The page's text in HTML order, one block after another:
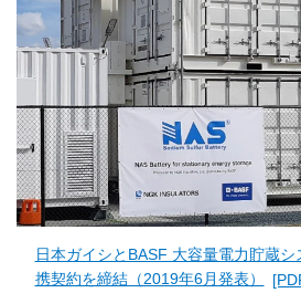
日本ガイシとBASF 大容量電力貯蔵
携契約を締結（2019年6月発表）